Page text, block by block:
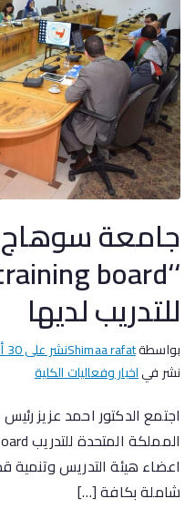
جامعة
للتدريب لديها
بواسطةShimaa rafatنشر على30 أغسطس, 2018
نشر فياخبار وفعاليات الكلية
اجتمع الدكتور احمد عزيز
اعضاء هيئة التدريس
شاملة بكافة […]